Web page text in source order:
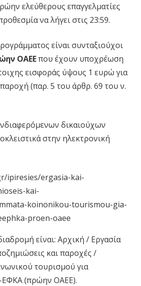
ελεύθερους επαγγελματίες
να λήγει στις 23:59.
είναι συνταξιούχοι
ΟΑΕΕπου έχουν υποχρέωση
εισφοράς ύψους 1 ευρώ για
(παρ. 5 του άρθρ. 69 του ν.
δικαιούχων
στην ηλεκτρονική
ipiresies/ergasia-kai-
kai-
koinonikou-tourismou-gia-
proen-oaee
είναι: Αρχική / Εργασία
και παροχές /
τουρισμού για
ΕΦΚΑ (πρώην ΟΑΕΕ).